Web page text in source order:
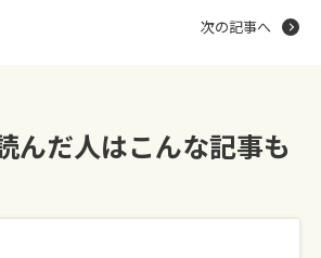
次の記事へ
んだ人はこんな記事も